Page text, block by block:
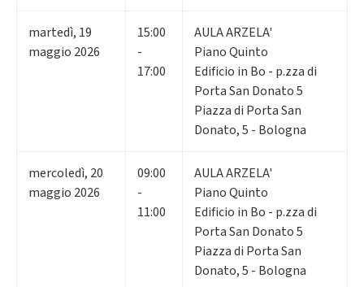
martedì, 19
maggio 2026
15:00
-
17:00
AULA ARZELA'
Piano Quinto
Edificio in Bo - p.zza di
Porta San Donato 5
Piazza di Porta San
Donato, 5 - Bologna
mercoledì, 20
maggio 2026
09:00
-
11:00
AULA ARZELA'
Piano Quinto
Edificio in Bo - p.zza di
Porta San Donato 5
Piazza di Porta San
Donato, 5 - Bologna